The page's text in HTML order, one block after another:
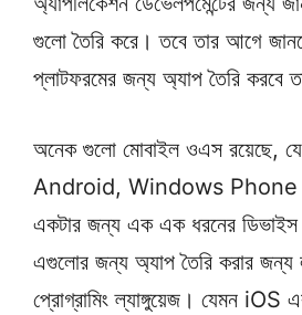
গুলো তৈরি করে। তবে তার আগে
প্লাটফরমের জন্য অ্যাপ তৈরি করবে
অনেক গুলো মোবাইল ওএস রয়েছে,
Android, Windows Phone
একটার জন্য এক এক ধরনের ডিভাইস
এগুলোর জন্য অ্যাপ তৈরি করার জন্য
প্রোগ্রামিং ল্যাঙ্গুয়েজ। যেমন iOS